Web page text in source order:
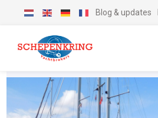
Blog & updates